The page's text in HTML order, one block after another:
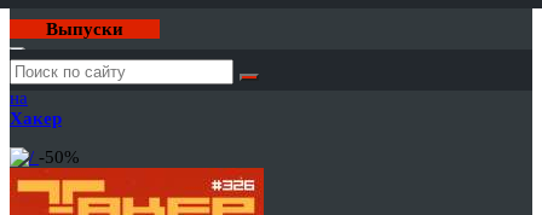
Выпуски
Годовая
подписка
на
Хакер
-50%